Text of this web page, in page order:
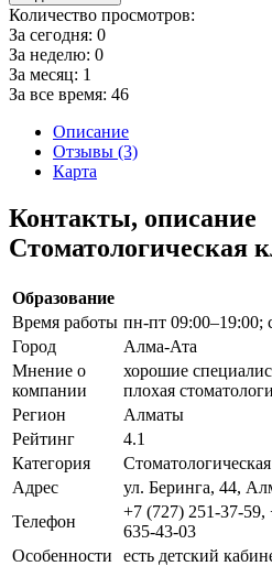
Количество просмотров:
За сегодня: 0
За неделю: 0
За месяц: 1
За все время: 46
Описание
Отзывы (3)
Карта
Контакты, описание
Стоматологическая
Образование
Время работы пн-пт 09:00–19:00;
Город
Алма-Ата
Мнение о
компании
хорошие
плохая
Регион
Алматы
Рейтинг
4.1
Категория
Адрес
ул. Беринга, 44,
Телефон
+7 (727) 251-37-59,
635-43-03
Особенности
есть детский